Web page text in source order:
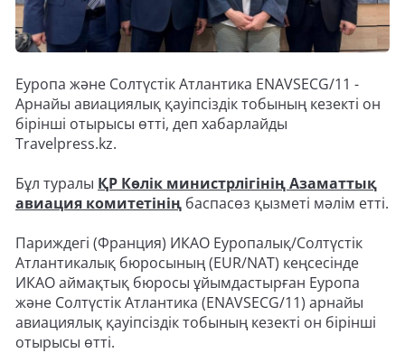
Еуропа және Солтүстік Атлантика ENAVSECG/11 -
Арнайы авиациялық қауіпсіздік тобының кезекті он
бірінші отырысы өтті, деп хабарлайды
Travelpress.kz.
Бұл туралы ҚР Көлік министрлігінің Азаматтық
авиация комитетінің баспасөз қызметі мәлім етті.
Париждегі (Франция) ИКАО Еуропалық/Солтүстік
Атлантикалық бюросының (EUR/NAT) кеңсесінде
ИКАО аймақтық бюросы ұйымдастырған Еуропа
және Солтүстік Атлантика (ENAVSECG/11) арнайы
авиациялық қауіпсіздік тобының кезекті он бірінші
отырысы өтті.